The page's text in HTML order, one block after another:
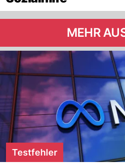
MEHR
Testfehler